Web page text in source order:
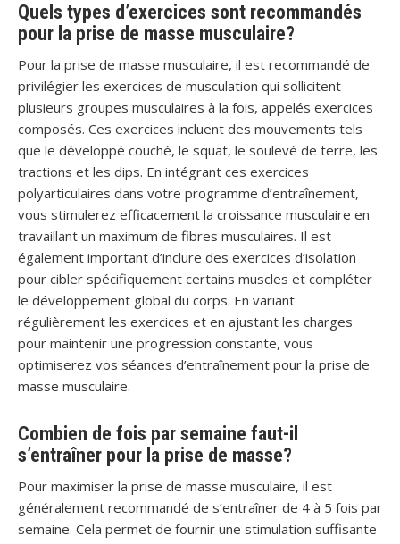
Quels types d’exercices sont recommandés
pour la prise de masse musculaire?
Pour la prise de masse musculaire, il est recommandé de
privilégier les exercices de musculation qui sollicitent
plusieurs groupes musculaires à la fois, appelés exercices
composés. Ces exercices incluent des mouvements tels
que le développé couché, le squat, le soulevé de terre, les
tractions et les dips. En intégrant ces exercices
polyarticulaires dans votre programme d’entraînement,
vous stimulerez efficacement la croissance musculaire en
travaillant un maximum de fibres musculaires. Il est
également important d’inclure des exercices d’isolation
pour cibler spécifiquement certains muscles et compléter
le développement global du corps. En variant
régulièrement les exercices et en ajustant les charges
pour maintenir une progression constante, vous
optimiserez vos séances d’entraînement pour la prise de
masse musculaire.
Combien de fois par semaine faut-il
s’entraîner pour la prise de masse?
Pour maximiser la prise de masse musculaire, il est
généralement recommandé de s’entraîner de 4 à 5 fois par
semaine. Cela permet de fournir une stimulation suffisante